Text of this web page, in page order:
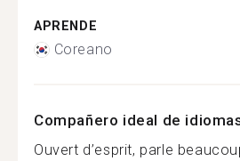
APRENDE
Coreano
Compañero ideal de
Ouvert d’esprit, parle